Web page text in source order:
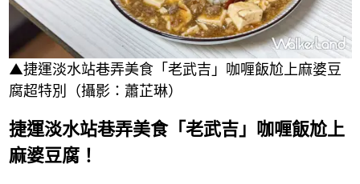
▲捷運淡水站巷弄美食「老武吉」咖喱飯尬上麻婆豆
腐超特別（攝影：蕭芷琳）
捷運淡水站巷弄美食「老武吉」咖喱飯尬上
麻婆豆腐！